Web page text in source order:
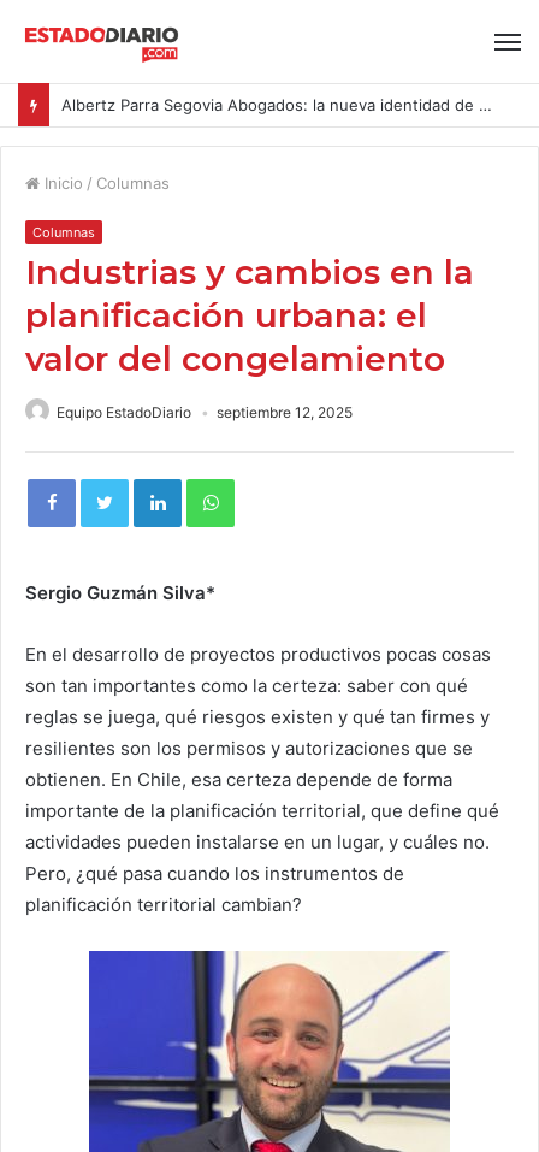
Albertz Parra Segovia Abogados: la nueva identidad de Segovia Consulting
Inicio / Columnas
Columnas
Industrias y cambios en la
planificación urbana: el
valor del congelamiento
Equipo EstadoDiario septiembre 12, 2025
Sergio Guzmán Silva*
En el desarrollo de proyectos productivos pocas cosas
son tan importantes como la certeza: saber con qué
reglas se juega, qué riesgos existen y qué tan firmes y
resilientes son los permisos y autorizaciones que se
obtienen. En Chile, esa certeza depende de forma
importante de la planificación territorial, que define qué
actividades pueden instalarse en un lugar, y cuáles no.
Pero, ¿qué pasa cuando los instrumentos de
planificación territorial cambian?